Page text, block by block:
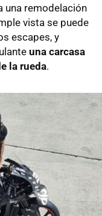
una remodelación
vista se puede
escapes, y
una carcasa
la rueda.